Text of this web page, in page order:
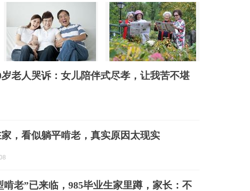
老人哭诉：女儿陪伴式尽孝，让我苦不堪
，看似躺平啃老，真实原因太现实
啃老”已来临，985毕业生家里蹲，家长：不